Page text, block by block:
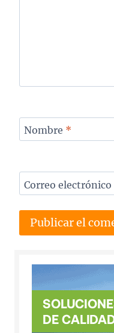
Nombre *
Correo electrónico